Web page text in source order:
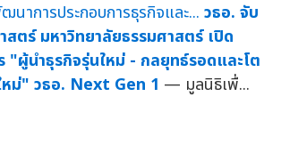
วธอ. จับ
ตร์ มหาวิทยาลัยธรรมศาสตร์ เปิด
"ผู้นำธุรกิจรุ่นใหม่ - กลยุทธ์รอดและโต
หม่" วธอ. Next Gen 1 — มูลนิธิเพื่...